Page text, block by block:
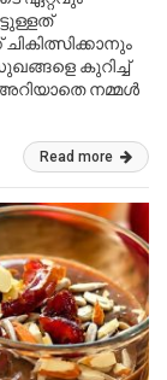
കുറിച്ച്
നമ്മൾ
Read more